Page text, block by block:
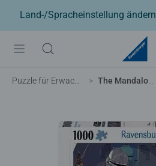
Land-/Spracheinstellung ändern
Puzzle für Erwachsene The Mandalorian